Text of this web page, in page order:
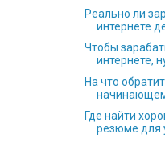
Реально ли
интернете
Чтобы
интернете,
На что
Где найти
резюме для